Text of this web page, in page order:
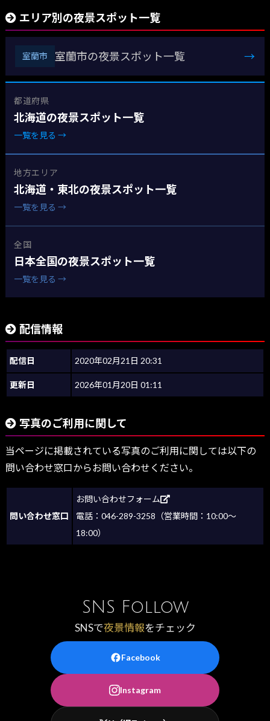
エリア別の夜景スポット一覧
室蘭市 室蘭市の夜景スポット一覧 →
都道府県
北海道の夜景スポット一覧
一覧を見る →
地方エリア
北海道・東北の夜景スポット一覧
一覧を見る →
全国
日本全国の夜景スポット一覧
一覧を見る →
配信情報
配信日 2020年02月21日 20:31
更新日 2026年01月20日 01:11
写真のご利用に関して
当ページに掲載されている写真のご利用に関しては以下の
問い合わせ窓口からお問い合わせください。
問い合わせ窓口
お問い合わせフォーム
電話：046-289-3258（営業時間：10:00～
18:00）
SNS Follow
SNSで夜景情報をチェック
Facebook
Instagram